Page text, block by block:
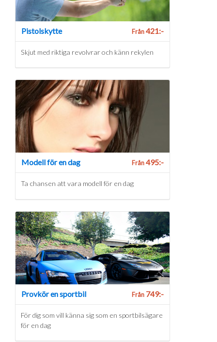
Pistolskytte Från421:-
Skjut med riktiga revolvrar och känn rekylen
Modell för en dag Från495:-
Ta chansen att vara modell för en dag
Provkör en sportbil Från749:-
För dig som vill känna sig som en sportbilsägare
för en dag